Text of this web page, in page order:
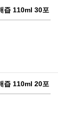
즙 110ml 30포
즙 110ml 20포